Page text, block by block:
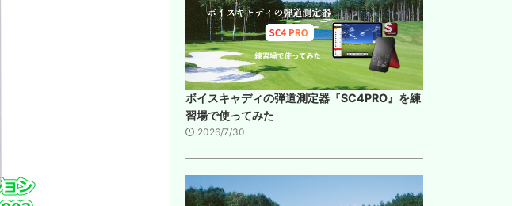
ボイスキャディの弾道測定器『SC4PRO』を練
習場で使ってみた
2026/7/30